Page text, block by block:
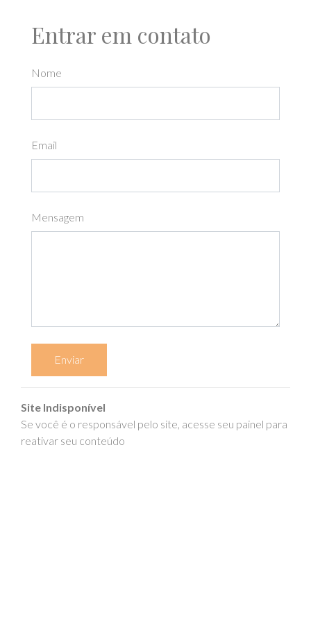
Entrar em contato
Nome
Email
Mensagem
Enviar
Site Indisponível
Se você é o responsável pelo site, acesse seu painel para
reativar seu conteúdo